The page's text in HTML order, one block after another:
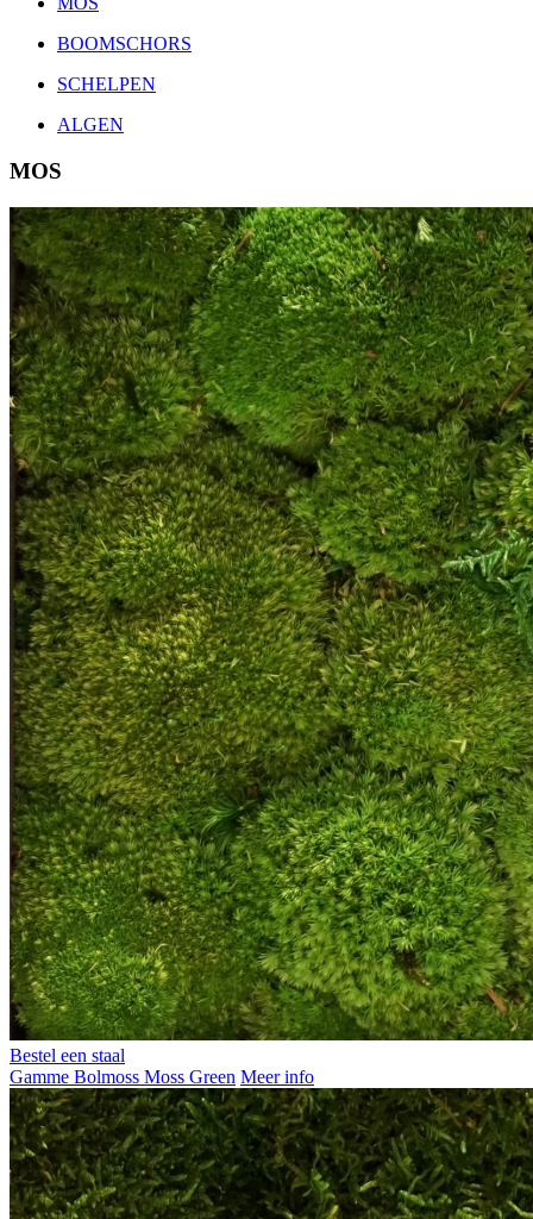
BOOMSCHORS
SCHELPEN
ALGEN
MOS
Bestel een staal
Gamme Bolmoss Moss Green Meer info